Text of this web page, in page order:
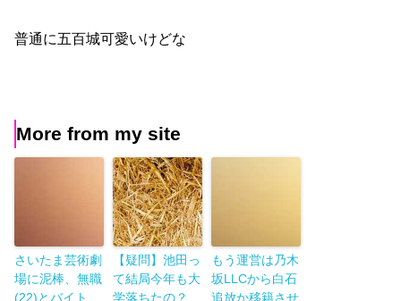
普通に五百城可愛いけどな
More from my site
さいたま芸術劇
場に泥棒、無職
(22)とバイト
【疑問】池田っ
て結局今年も大
学落ちたの？
もう運営は乃木
坂LLCから白石
追放か移籍させ